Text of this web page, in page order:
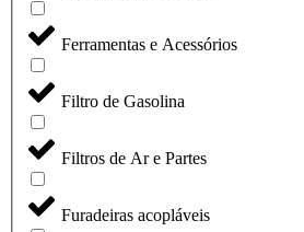
Ferramentas e Acessórios
Filtro de Gasolina
Filtros de Ar e Partes
Furadeiras acopláveis